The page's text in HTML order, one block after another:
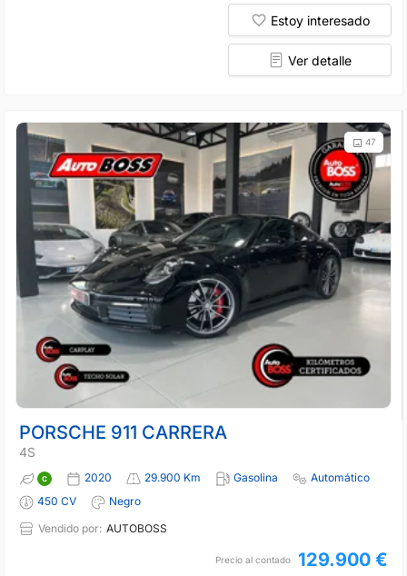
Estoy interesado
Ver detalle
47
PORSCHE 911 CARRERA
4S
2020 29.900 Km Gasolina
Automático
450 CV
Negro
Vendido por: AUTOBOSS
Precio al contado 129.900 €